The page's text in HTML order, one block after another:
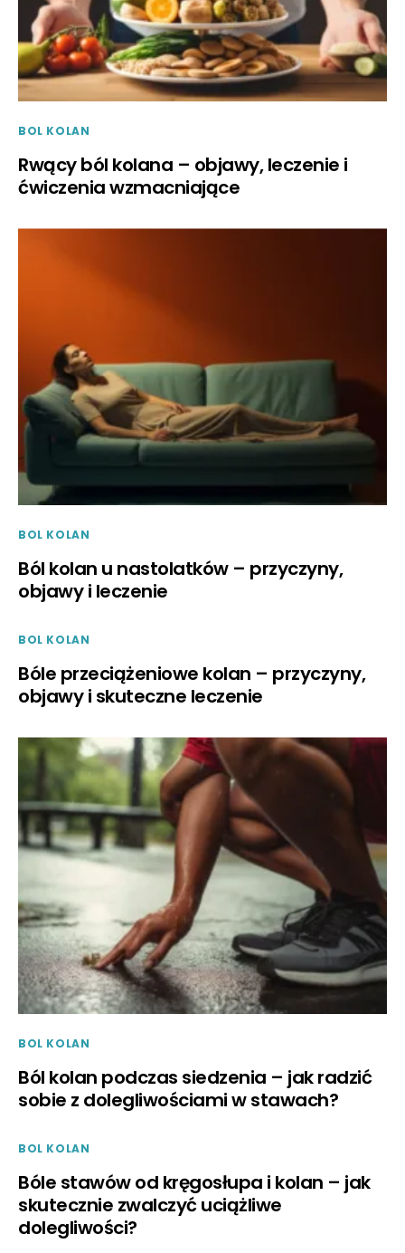
BOL KOLAN
Rwący ból kolana – objawy, leczenie i
ćwiczenia wzmacniające
BOL KOLAN
Ból kolan u nastolatków – przyczyny,
objawy i leczenie
BOL KOLAN
Bóle przeciążeniowe kolan – przyczyny,
objawy i skuteczne leczenie
BOL KOLAN
Ból kolan podczas siedzenia – jak radzić
sobie z dolegliwościami w stawach?
BOL KOLAN
Bóle stawów od kręgosłupa i kolan – jak
skutecznie zwalczyć uciążliwe
dolegliwości?